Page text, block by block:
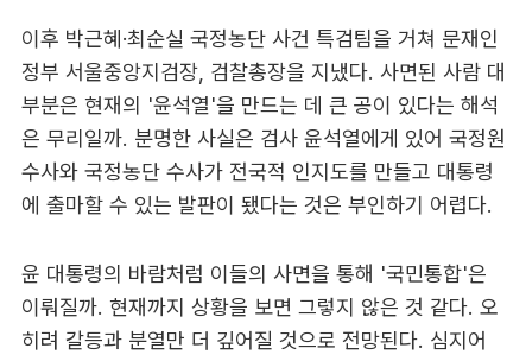
이후 박근혜·최순실 국정농단 사건 특검팀을 거쳐 문재인
정부 서울중앙지검장, 검찰총장을 지냈다. 사면된 사람 대
부분은 현재의 '윤석열'을 만드는 데 큰 공이 있다는 해석
은 무리일까. 분명한 사실은 검사 윤석열에게 있어 국정원
수사와 국정농단 수사가 전국적 인지도를 만들고 대통령
에 출마할 수 있는 발판이 됐다는 것은 부인하기 어렵다.
윤 대통령의 바람처럼 이들의 사면을 통해 '국민통합'은
이뤄질까. 현재까지 상황을 보면 그렇지 않은 것 같다. 오
히려 갈등과 분열만 더 깊어질 것으로 전망된다. 심지어